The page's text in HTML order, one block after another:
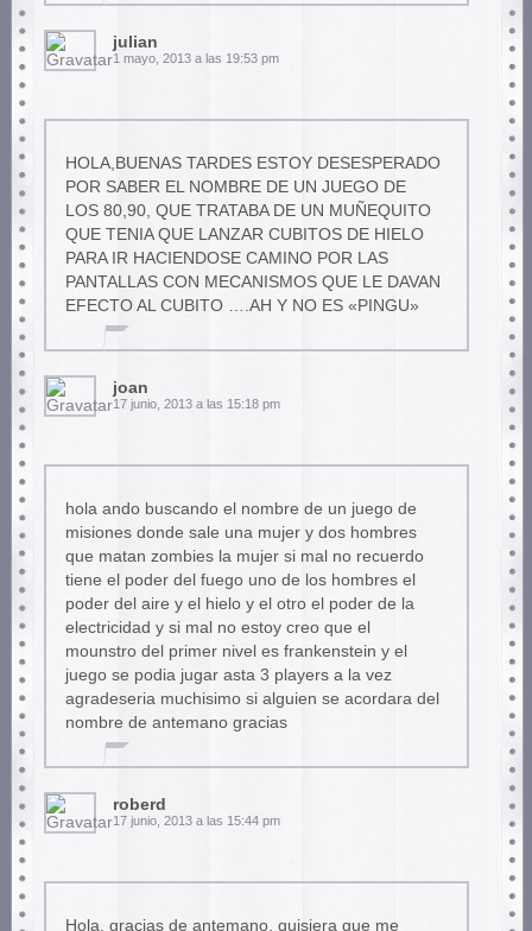
julian
1 mayo, 2013 a las 19:53 pm
HOLA,BUENAS TARDES ESTOY DESESPERADO
POR SABER EL NOMBRE DE UN JUEGO DE
LOS 80,90, QUE TRATABA DE UN MUÑEQUITO
QUE TENIA QUE LANZAR CUBITOS DE HIELO
PARA IR HACIENDOSE CAMINO POR LAS
PANTALLAS CON MECANISMOS QUE LE DAVAN
EFECTO AL CUBITO ….AH Y NO ES «PINGU»
joan
17 junio, 2013 a las 15:18 pm
hola ando buscando el nombre de un juego de
misiones donde sale una mujer y dos hombres
que matan zombies la mujer si mal no recuerdo
tiene el poder del fuego uno de los hombres el
poder del aire y el hielo y el otro el poder de la
electricidad y si mal no estoy creo que el
mounstro del primer nivel es frankenstein y el
juego se podia jugar asta 3 players a la vez
agradeseria muchisimo si alguien se acordara del
nombre de antemano gracias
roberd
17 junio, 2013 a las 15:44 pm
Hola, gracias de antemano, quisiera que me